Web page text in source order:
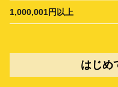
1,000,001円以上
はじめ